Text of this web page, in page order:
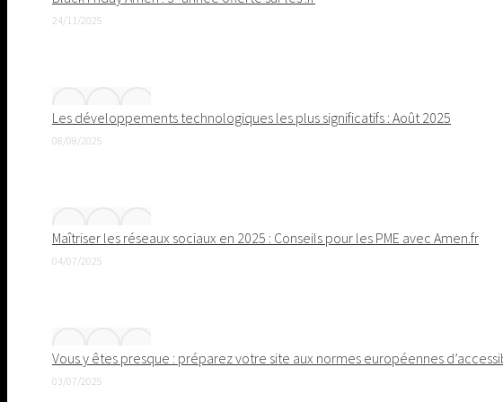
24/11/2025
Les développements technologiques les plus significatifs : Août 2025
08/08/2025
Maîtriser les réseaux sociaux en 2025 : Conseils pour les PME avec Amen.fr
04/07/2025
Vous y êtes presque : préparez votre site aux normes européennes
03/07/2025